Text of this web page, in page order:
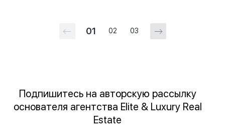
01 02 03
Подпишитесь на авторскую рассылку
основателя агентства Elite & Luxury Real
Estate